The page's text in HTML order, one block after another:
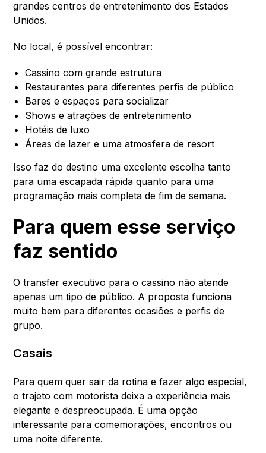
grandes centros de entretenimento dos Estados
Unidos.
No local, é possível encontrar:
Cassino com grande estrutura
Restaurantes para diferentes perfis de público
Bares e espaços para socializar
Shows e atrações de entretenimento
Hotéis de luxo
Áreas de lazer e uma atmosfera de resort
Isso faz do destino uma excelente escolha tanto
para uma escapada rápida quanto para uma
programação mais completa de fim de semana.
Para quem esse serviço
faz sentido
O transfer executivo para o cassino não atende
apenas um tipo de público. A proposta funciona
muito bem para diferentes ocasiões e perfis de
grupo.
Casais
Para quem quer sair da rotina e fazer algo especial,
o trajeto com motorista deixa a experiência mais
elegante e despreocupada. É uma opção
interessante para comemorações, encontros ou
uma noite diferente.